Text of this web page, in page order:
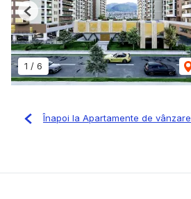
1 / 6
Previous
Înapoi la Apartamente de vânzare